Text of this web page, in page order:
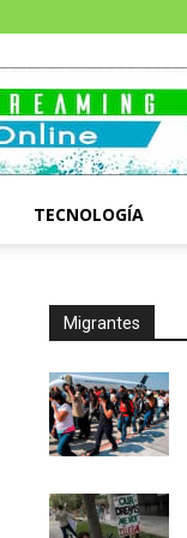
TECNOLOGÍA
Migrantes